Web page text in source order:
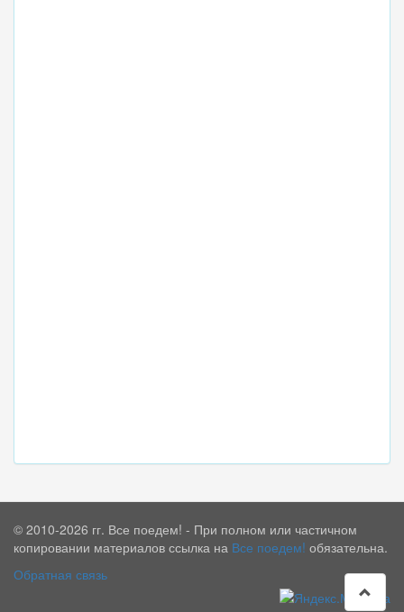
© 2010-2026 гг. Все поедем! - При полном или частичном
копировании материалов ссылка на Все поедем! обязательна.
Обратная связь